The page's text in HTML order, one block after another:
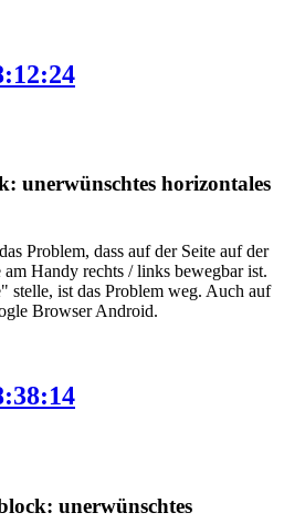
unerwünschtes horizontales
Problem, dass auf der Seite auf der
Handy rechts / links bewegbar ist.
stelle, ist das Problem weg. Auch auf
Browser Android.
unerwünschtes